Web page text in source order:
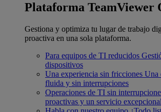
Plataforma TeamViewer
Gestiona y optimiza tu lugar de trabajo
proactiva en una sola plataforma.
Para equipos de TI reducidos
dispositivos
Una experiencia sin fricciones Una
fluida y sin interrupciones
Operaciones de TI sin
proactivas y un servicio excepcional